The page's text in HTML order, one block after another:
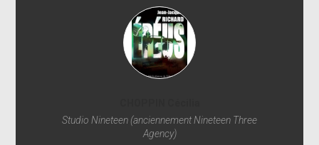
Studio Nineteen (anciennement Nineteen Three
Agency)